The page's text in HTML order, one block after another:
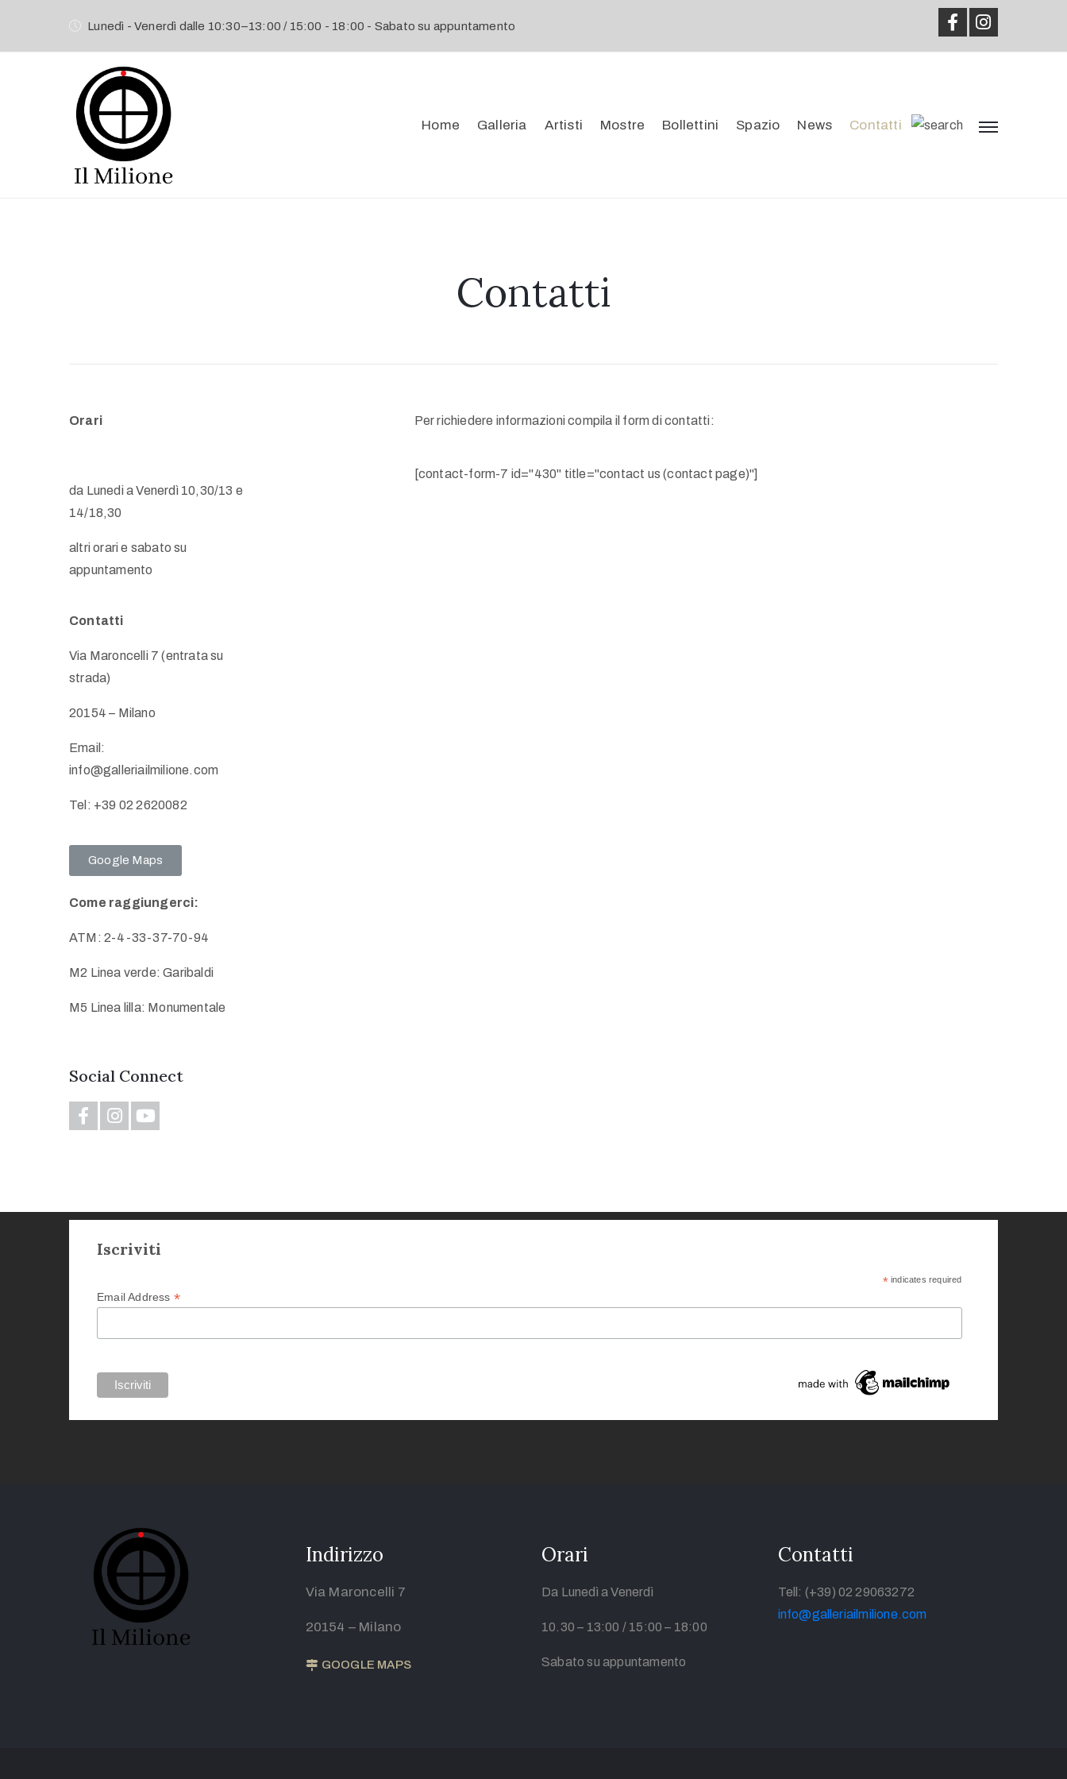
Lunedì - Venerdì dalle 10:30–13:00 / 15:00 - 18:00 - Sabato su appuntamento
Home Galleria Artisti Mostre Bollettini Spazio News Contatti
Contatti
Orari
da Lunedi a Venerdì 10,30/13 e
14/18,30
altri orari e sabato su
appuntamento
Contatti
Via Maroncelli 7 (entrata su
strada)
20154 – Milano
Email:
info@galleriailmilione.com
Tel: +39 02 2620082
Google Maps
Come raggiungerci:
ATM: 2-4-33-37-70-94
M2 Linea verde: Garibaldi
M5 Linea lilla: Monumentale
Social Connect
Per richiedere informazioni compila il form di contatti:
[contact-form-7 id="430" title="contact us (contact page)"]
Iscriviti
*indicates required
Email Address *
Indirizzo
Via Maroncelli 7
20154 – Milano
GOOGLE MAPS
Orari
Da Lunedì a Venerdì
10.30 – 13:00 / 15:00 – 18:00
Sabato su appuntamento
Contatti
Tell: (+39) 02 29063272
info@galleriailmilione.com